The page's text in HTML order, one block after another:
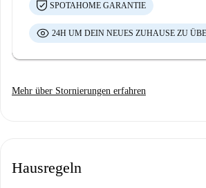
SPOTAHOME GARANTIE
24H UM DEIN NEUES ZUHAUSE ZU
Mehr über Stornierungen erfahren
Hausregeln